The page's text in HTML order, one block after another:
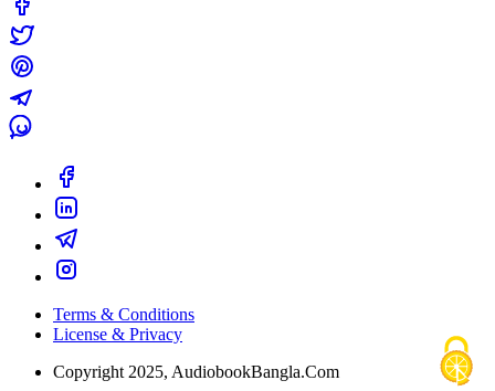
Terms & Conditions
License & Privacy
Copyright 2025, AudiobookBangla.Com